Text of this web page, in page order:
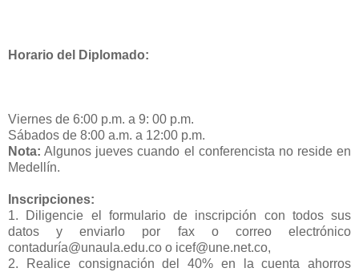
Horario del Diplomado:
Viernes de 6:00 p.m. a 9: 00 p.m.
Sábados de 8:00 a.m. a 12:00 p.m.
Nota: Algunos jueves cuando el conferencista no reside en
Medellín.
Inscripciones:
1. Diligencie el formulario de inscripción con todos sus
datos y enviarlo por fax o correo electrónico
contaduría@unaula.edu.co o icef@une.net.co,
2. Realice consignación del 40% en la cuenta ahorros